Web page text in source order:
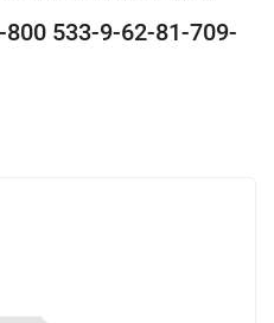
533-9-62-81-709-